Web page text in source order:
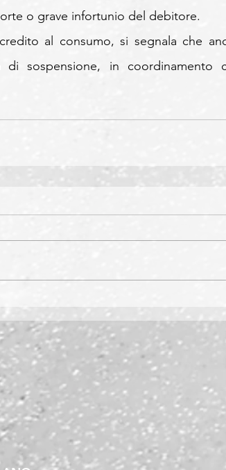
o grave infortunio del debitore.
al consumo, si segnala che
di sospensione, in coordinamento